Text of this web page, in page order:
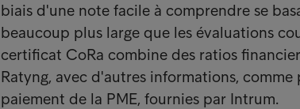
biais d'une note facile à comprendre se
beaucoup plus large que les évaluations
certificat CoRa combine des ratios
Ratyng, avec d'autres informations,
paiement de la PME, fournies par Intrum.